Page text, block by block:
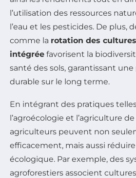
l’utilisation des ressources
l’eau et les pesticides. De plus,
comme la rotation des cultures
intégrée favorisent la
santé des sols, garantissant
durable sur le long terme.
En intégrant des pratiques
l’agroécologie et l’agriculture
agriculteurs peuvent non
efficacement, mais aussi
écologique. Par exemple, des
agroforestiers associent